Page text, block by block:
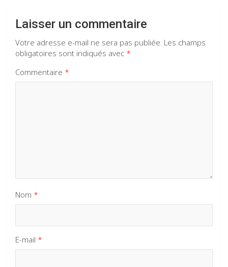
Laisser un commentaire
Votre adresse e-mail ne sera pas publiée. Les champs
obligatoires sont indiqués avec *
Commentaire *
Nom *
E-mail *